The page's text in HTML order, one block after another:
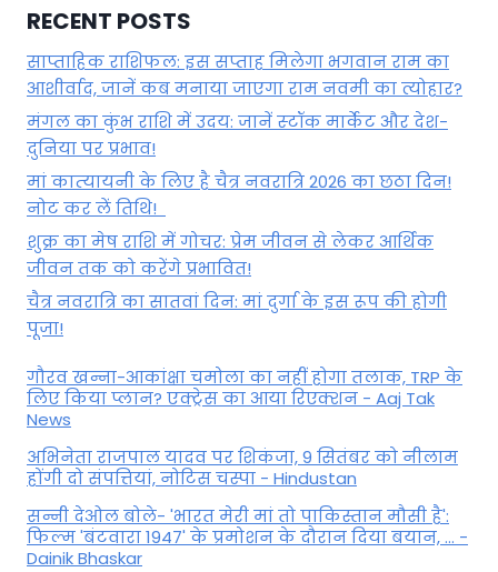
RECENT POSTS
साप्ताहिक राशिफल: इस सप्ताह मिलेगा भगवान राम का
आशीर्वाद, जानें कब मनाया जाएगा राम नवमी का त्योहार?
मंगल का कुंभ राशि में उदय: जानें स्‍टॉक मार्केट और देश-
दुनिया पर प्रभाव!
मां कात्‍यायनी के लिए है चैत्र नवरात्रि 2026 का छठा दिन!
नोट कर लें तिथि!
शुक्र का मेष राशि में गोचर: प्रेम जीवन से लेकर आर्थिक
जीवन तक को करेंगे प्रभावित!
चैत्र नवरात्रि का सातवां दिन: मां दुर्गा के इस रूप की होगी
पूजा!
गौरव खन्ना-आकांक्षा चमोला का नहीं होगा तलाक, TRP के
लिए किया प्लान? एक्ट्रेस का आया रिएक्शन - Aaj Tak
News
अभिनेता राजपाल यादव पर शिकंजा, 9 सितंबर को नीलाम
होंगी दो संपत्तियां, नोटिस चस्पा - Hindustan
सन्नी देओल बोले- 'भारत मेरी मां तो पाकिस्तान मौसी है':
फिल्म 'बंटवारा 1947' के प्रमोशन के दौरान दिया बयान, ... -
Dainik Bhaskar